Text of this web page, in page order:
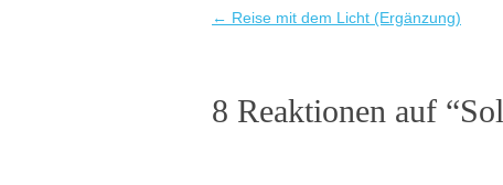
Beitragsnavigation
← Reise mit dem Licht (Ergänzung)
8 Reaktionen auf “